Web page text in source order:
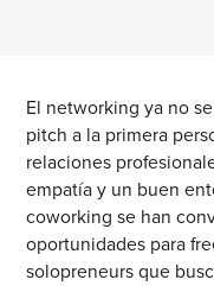
El networking ya no
pitch a la primera
relaciones
empatía y un buen
coworking se han
oportunidades para
solopreneurs que